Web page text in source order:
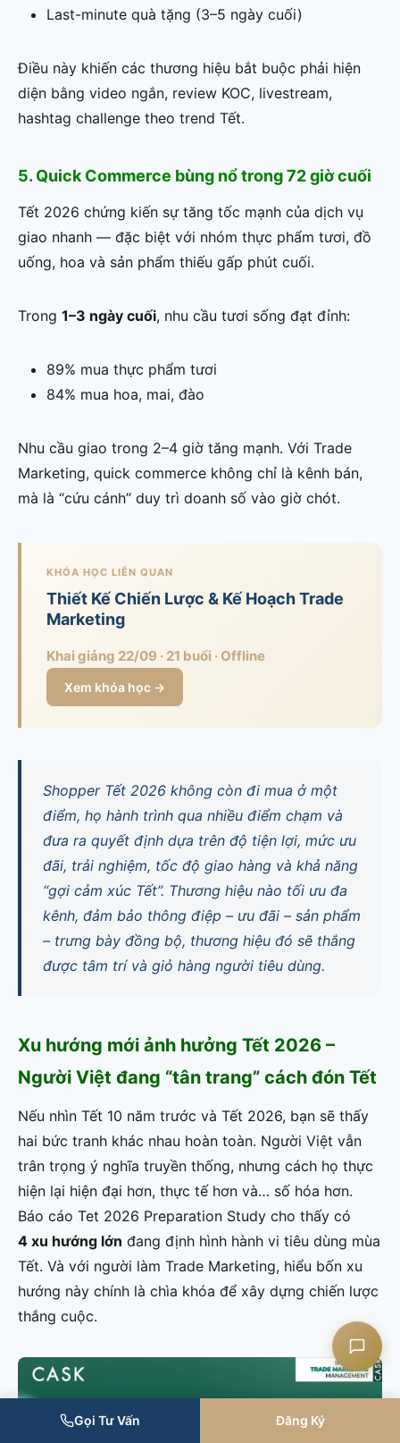
Last-minute quà tặng (3–5 ngày cuối)
Điều này khiến các thương hiệu bắt buộc phải hiện
diện bằng video ngắn, review KOC, livestream,
hashtag challenge theo trend Tết.
5. Quick Commerce bùng nổ trong 72 giờ cuối
Tết 2026 chứng kiến sự tăng tốc mạnh của dịch vụ
giao nhanh — đặc biệt với nhóm thực phẩm tươi, đồ
uống, hoa và sản phẩm thiếu gấp phút cuối.
Trong 1–3 ngày cuối, nhu cầu tươi sống đạt đỉnh:
89% mua thực phẩm tươi
84% mua hoa, mai, đào
Nhu cầu giao trong 2–4 giờ tăng mạnh. Với Trade
Marketing, quick commerce không chỉ là kênh bán,
mà là “cứu cánh” duy trì doanh số vào giờ chót.
KHÓA HỌC LIÊN QUAN
Thiết Kế Chiến Lược & Kế Hoạch Trade
Marketing
Khai giảng 22/09 · 21 buổi · Offline
Xem khóa học →
Shopper Tết 2026 không còn đi mua ở một
điểm, họ hành trình qua nhiều điểm chạm và
đưa ra quyết định dựa trên độ tiện lợi, mức ưu
đãi, trải nghiệm, tốc độ giao hàng và khả năng
“gợi cảm xúc Tết”. Thương hiệu nào tối ưu đa
kênh, đảm bảo thông điệp – ưu đãi – sản phẩm
– trưng bày đồng bộ, thương hiệu đó sẽ thắng
được tâm trí và giỏ hàng người tiêu dùng.
Xu hướng mới ảnh hưởng Tết 2026 –
Người Việt đang “tân trang” cách đón Tết
Nếu nhìn Tết 10 năm trước và Tết 2026, bạn sẽ thấy
hai bức tranh khác nhau hoàn toàn. Người Việt vẫn
trân trọng ý nghĩa truyền thống, nhưng cách họ thực
hiện lại hiện đại hơn, thực tế hơn và… số hóa hơn.
Báo cáo Tet 2026 Preparation Study cho thấy có
4 xu hướng lớn đang định hình hành vi tiêu dùng mùa
Tết. Và với người làm Trade Marketing, hiểu bốn xu
hướng này chính là chìa khóa để xây dựng chiến lược
thắng cuộc.
Gọi Tư Vấn Đăng Ký
Liên hệ CASK
Chat Zalo
Yêu cầu tư vấn